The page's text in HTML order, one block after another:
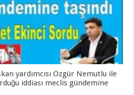
yardımcısı Özgür Nemutlu ile
iddiası meclis gündemine